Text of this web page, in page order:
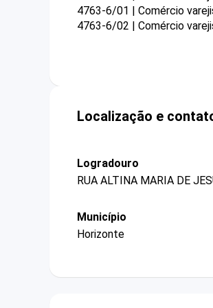
4763-6/01 | Comércio
4763-6/02 | Comércio
Localização e
Logradouro
RUA ALTINA MARIA DE
Município
Horizonte